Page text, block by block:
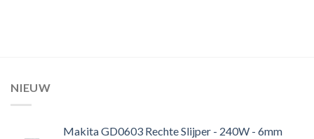
NIEUW
Makita GD0603 Rechte Slijper - 240W - 6mm